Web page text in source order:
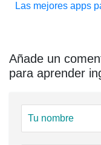
Las mejores apps
Añade un
para aprender